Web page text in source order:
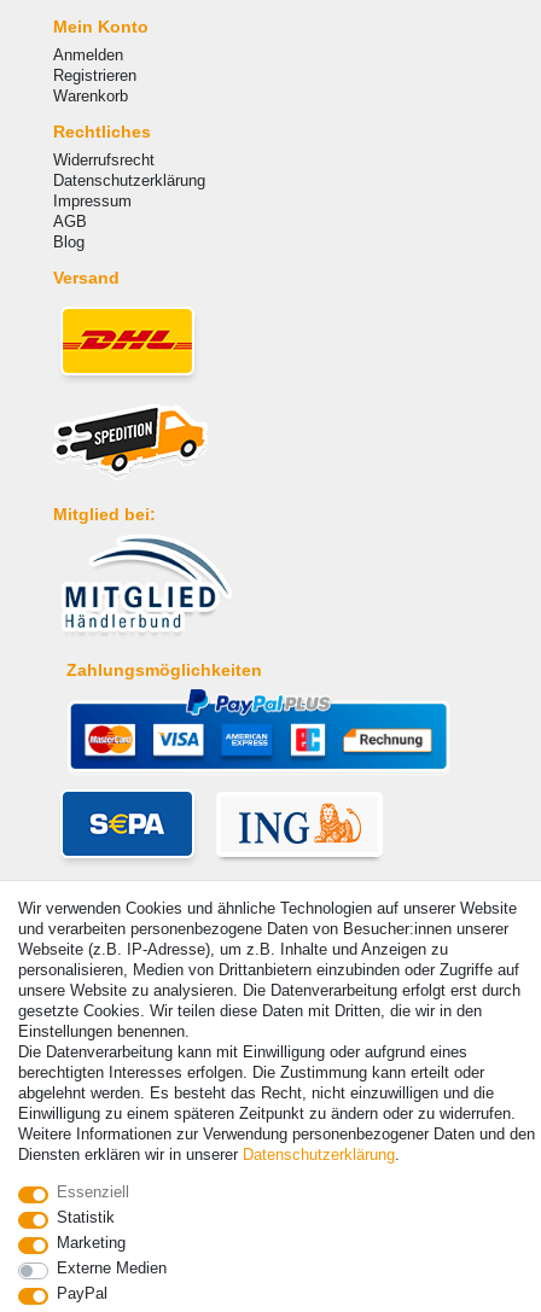
Mein Konto
Anmelden
Registrieren
Warenkorb
Rechtliches
Widerrufsrecht
Datenschutzerklärung
Impressum
AGB
Blog
Versand
Mitglied bei:
Zahlungsmöglichkeiten
© Copyright 2026 | Alle Rechte vorbehalten. - Alle Rechte vorbehalten.
Preisangaben inkl. gesetzl. 19% MwSt. | Grundpreise siehe Artikeldetail | *Gilt für
Lieferungen nach Deutschland!
Vertrag widerrufen Kontakt
Wir verwenden Cookies und ähnliche Technologien auf unserer Website
und verarbeiten personenbezogene Daten von Besucher:innen unserer
Webseite (z.B. IP-Adresse), um z.B. Inhalte und Anzeigen zu
personalisieren, Medien von Drittanbietern einzubinden oder Zugriffe auf
unsere Website zu analysieren. Die Datenverarbeitung erfolgt erst durch
gesetzte Cookies. Wir teilen diese Daten mit Dritten, die wir in den
Einstellungen benennen.
Die Datenverarbeitung kann mit Einwilligung oder aufgrund eines
berechtigten Interesses erfolgen. Die Zustimmung kann erteilt oder
abgelehnt werden. Es besteht das Recht, nicht einzuwilligen und die
Einwilligung zu einem späteren Zeitpunkt zu ändern oder zu widerrufen.
Weitere Informationen zur Verwendung personenbezogener Daten und den
Diensten erklären wir in unserer Daten­schutz­erklärung.
Essenziell
Statistik
Marketing
Externe Medien
PayPal